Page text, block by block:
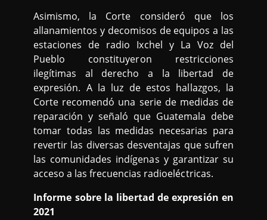
Asimismo, la Corte consideró que los
allanamientos y decomisos de equipos a las
estaciones de radio Ixchel y La Voz del
Pueblo constituyeron restricciones
ilegítimas al derecho a la libertad de
expresión. A la luz de estos hallazgos, la
Corte recomendó una serie de medidas de
reparación y señaló que Guatemala debe
tomar todas las medidas necesarias para
revertir las diversas desventajas que sufren
las comunidades indígenas y garantizar su
acceso a las frecuencias radioeléctricas.
Informe sobre la libertad de expresión en
2021